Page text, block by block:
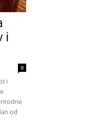
i
0
i
od